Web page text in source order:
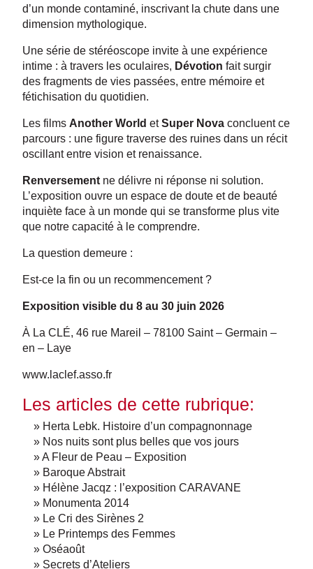
d’un monde contaminé, inscrivant la chute dans une
dimension mythologique.
Une série de stéréoscope invite à une expérience
intime : à travers les oculaires, Dévotion fait surgir
des fragments de vies passées, entre mémoire et
fétichisation du quotidien.
Les films Another World etSuper Nova concluent ce
parcours : une figure traverse des ruines dans un récit
oscillant entre vision et renaissance.
Renversement ne délivre ni réponse ni solution.
L’exposition ouvre un espace de doute et de beauté
inquiète face à un monde qui se transforme plus vite
que notre capacité à le comprendre.
La question demeure :
Est-ce la fin ou un recommencement ?
Exposition visible du 8 au 30 juin 2026
À La CLÉ, 46 rue Mareil – 78100 Saint – Germain –
en – Laye
www.laclef.asso.fr
Les articles de cette rubrique:
» Herta Lebk. Histoire d’un compagnonnage
» Nos nuits sont plus belles que vos jours
» A Fleur de Peau – Exposition
» Baroque Abstrait
» Hélène Jacqz : l’exposition CARAVANE
» Monumenta 2014
» Le Cri des Sirènes 2
» Le Printemps des Femmes
» Oséaoût
» Secrets d’Ateliers